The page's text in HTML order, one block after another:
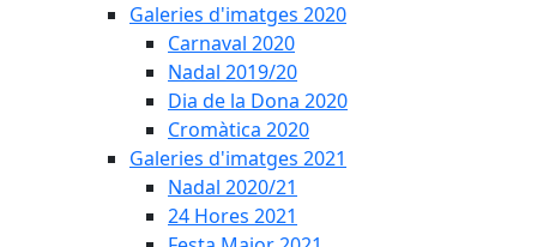
Galeries d'imatges 2020
Carnaval 2020
Nadal 2019/20
Dia de la Dona 2020
Cromàtica 2020
Galeries d'imatges 2021
Nadal 2020/21
24 Hores 2021